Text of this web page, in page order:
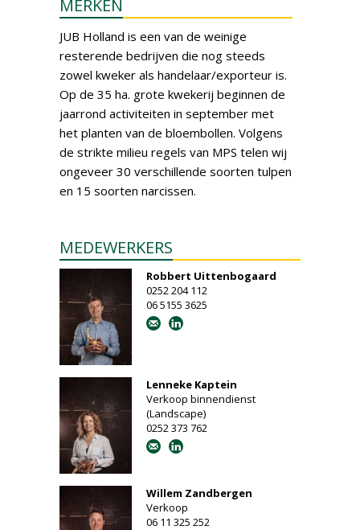
MERKEN
JUB Holland is een van de weinige
resterende bedrijven die nog steeds
zowel kweker als handelaar/exporteur is.
Op de 35 ha. grote kwekerij beginnen de
jaarrond activiteiten in september met
het planten van de bloembollen. Volgens
de strikte milieu regels van MPS telen wij
ongeveer 30 verschillende soorten tulpen
en 15 soorten narcissen.
MEDEWERKERS
Robbert Uittenbogaard
0252 204 112
06 5155 3625
Lenneke Kaptein
Verkoop binnendienst
(Landscape)
0252 373 762
Willem Zandbergen
Verkoop
06 11 325 252